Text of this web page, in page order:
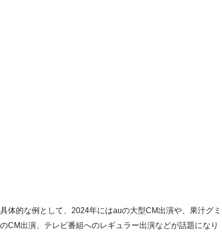
具体的な例として、2024年にはauの大型CM出演や、果汁グミ
のCM出演、テレビ番組へのレギュラー出演などが話題になり